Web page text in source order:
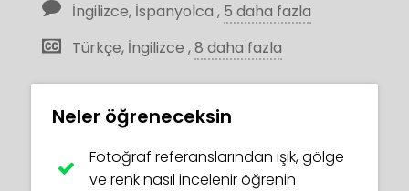
İngilizce, İspanyolca , 5 daha fazla
Türkçe, İngilizce ,8 daha fazla
Neler öğreneceksin
Fotoğraf referanslarından ışık, gölge
ve renk nasıl incelenir öğrenin